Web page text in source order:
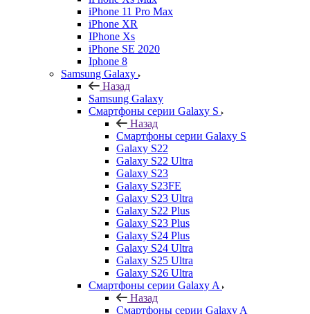
iPhone 11 Pro Max
iPhone XR
IPhone Xs
iPhone SE 2020
Iphone 8
Samsung Galaxy
Назад
Samsung Galaxy
Смартфоны серии Galaxy S
Назад
Смартфоны серии Galaxy S
Galaxy S22
Galaxy S22 Ultra
Galaxy S23
Galaxy S23FE
Galaxy S23 Ultra
Galaxy S22 Plus
Galaxy S23 Plus
Galaxy S24 Plus
Galaxy S24 Ultra
Galaxy S25 Ultra
Galaxy S26 Ultra
Смартфоны серии Galaxy A
Назад
Смартфоны серии Galaxy A